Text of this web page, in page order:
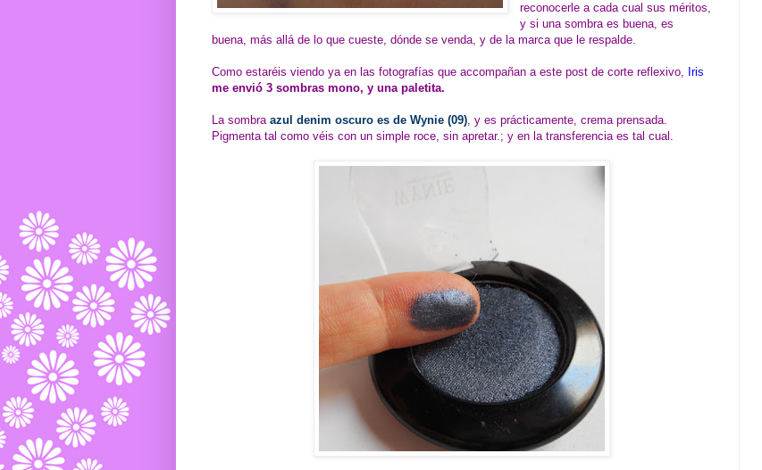
reconocerle a cada cual sus méritos,
y si una sombra es buena, es
buena, más allá de lo que cueste, dónde se venda, y de la marca que le respalde.
Como estaréis viendo ya en las fotografías que accompañan a este post de corte reflexivo, Iris
me envió 3 sombras mono, y una paletita.
La sombra azul denim oscuro es de Wynie (09), y es prácticamente, crema prensada.
Pigmenta tal como véis con un simple roce, sin apretar.; y en la transferencia es tal cual.